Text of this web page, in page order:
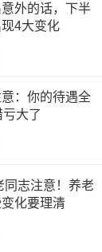
外的话，下半
4大变化
：你的待遇全
大了
同志注意！养老
化要理清